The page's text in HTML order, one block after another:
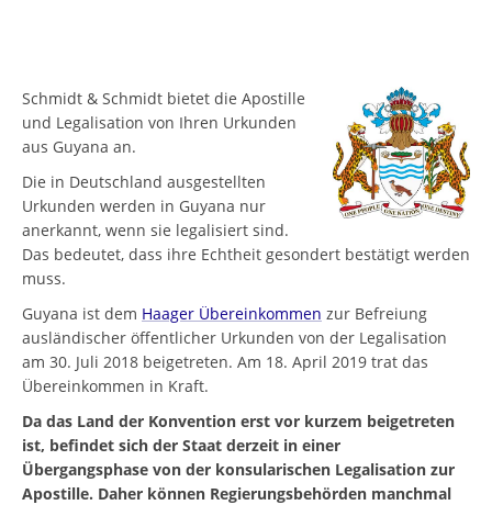
Schmidt & Schmidt bietet die Apostille
und Legalisation von Ihren Urkunden
aus Guyana an.
Die in Deutschland ausgestellten
Urkunden werden in Guyana nur
anerkannt, wenn sie legalisiert sind.
Das bedeutet, dass ihre Echtheit gesondert bestätigt werden
muss.
Guyana ist dem Haager Übereinkommen zur Befreiung
ausländischer öffentlicher Urkunden von der Legalisation
am 30. Juli 2018 beigetreten. Am 18. April 2019 trat das
Übereinkommen in Kraft.
Da das Land der Konvention erst vor kurzem beigetreten
ist, befindet sich der Staat derzeit in einer
Übergangsphase von der konsularischen Legalisation zur
Apostille. Daher können Regierungsbehörden manchmal